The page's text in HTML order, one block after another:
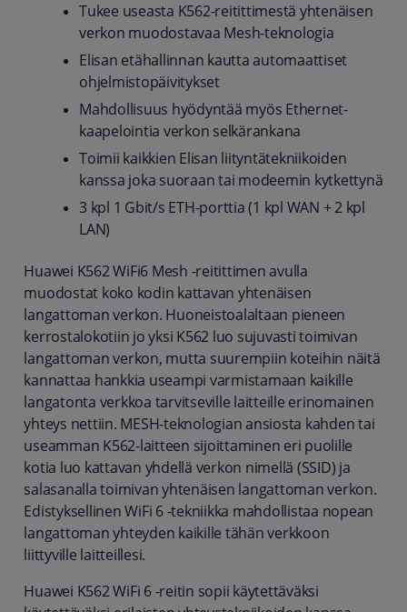
Tukee useasta K562-reitittimestä yhtenäisen
verkon muodostavaa Mesh-teknologia
Elisan etähallinnan kautta automaattiset
ohjelmistopäivitykset
Mahdollisuus hyödyntää myös Ethernet-
kaapelointia verkon selkärankana
Toimii kaikkien Elisan liityntätekniikoiden
kanssa joka suoraan tai modeemin kytkettynä
3 kpl 1 Gbit/s ETH-porttia (1 kpl WAN + 2 kpl
LAN)
Huawei K562 WiFi6 Mesh -reitittimen avulla
muodostat koko kodin kattavan yhtenäisen
langattoman verkon. Huoneistoalaltaan pieneen
kerrostalokotiin jo yksi K562 luo sujuvasti toimivan
langattoman verkon, mutta suurempiin koteihin näitä
kannattaa hankkia useampi varmistamaan kaikille
langatonta verkkoa tarvitseville laitteille erinomainen
yhteys nettiin. MESH-teknologian ansiosta kahden tai
useamman K562-laitteen sijoittaminen eri puolille
kotia luo kattavan yhdellä verkon nimellä (SSID) ja
salasanalla toimivan yhtenäisen langattoman verkon.
Edistyksellinen WiFi 6 -tekniikka mahdollistaa nopean
langattoman yhteyden kaikille tähän verkkoon
liittyville laitteillesi.
Huawei K562 WiFi 6 -reitin sopii käytettäväksi